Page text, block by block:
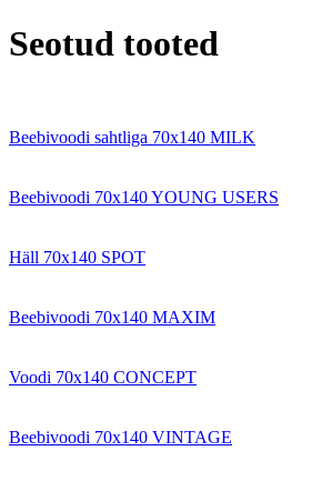
Seotud tooted
Beebivoodi sahtliga 70x140 MILK
Beebivoodi 70x140 YOUNG USERS
Häll 70x140 SPOT
Beebivoodi 70x140 MAXIM
Voodi 70x140 CONCEPT
Beebivoodi 70x140 VINTAGE